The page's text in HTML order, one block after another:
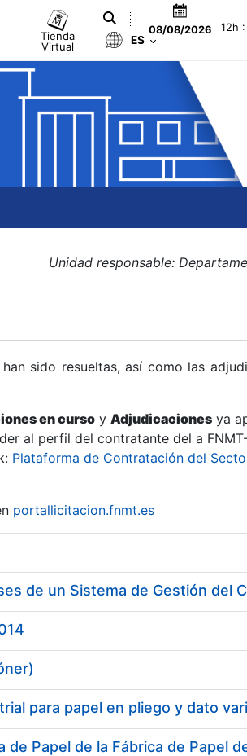
Tienda
Virtual
08/08/2026 12h
ES
Unidad responsable:
sido resueltas, así como las
en curso y Adjudicaciones ya
al perfil del contratante del a
Plataforma de Contratación del
portallicitacion.fnmt.es
para papel en pliego y dato